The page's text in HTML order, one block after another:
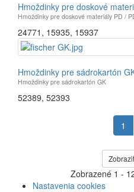
Hmoždinky pre doskové
Hmoždinky pre doskové materiály PD /
24771 , 15935, 15937
Hmoždinky pre sádrokartón
Hmoždinky pre sádrokartón GK
52389, 52393
1
Zobrazené 1 -
Nastavenia cookies